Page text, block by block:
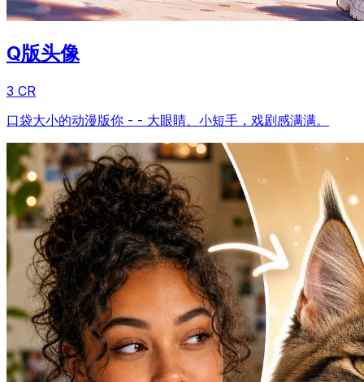
Q版头像
3 CR
口袋大小的动漫版你 - - 大眼睛、小短手，戏剧感满满。